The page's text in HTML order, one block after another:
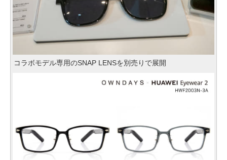
コラボモデル専用のSNAP LENSを別売りで展開